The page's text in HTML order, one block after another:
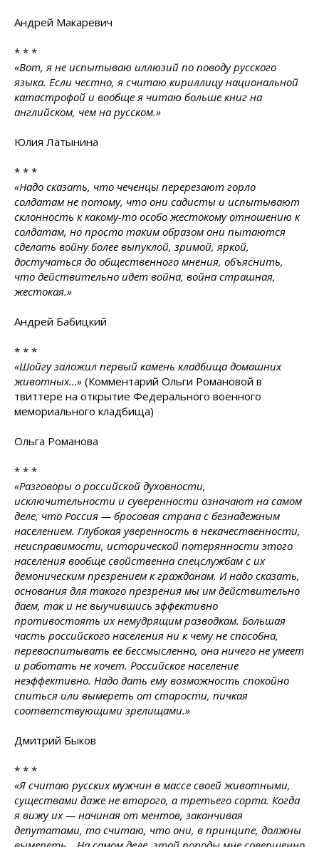
Андрей Макаревич
* * *
«Вот, я не испытываю иллюзий по поводу русского
языка. Если честно, я считаю кириллицу национальной
катастрофой и вообще я читаю больше книг на
английском, чем на русском.»
Юлия Латынина
* * *
«Надо сказать, что чеченцы перерезают горло
солдатам не потому, что они садисты и испытывают
склонность к какому-то особо жестокому отношению к
солдатам, но просто таким образом они пытаются
сделать войну более выпуклой, зримой, яркой,
достучаться до общественного мнения, объяснить,
что действительно идет война, война страшная,
жестокая.»
Андрей Бабицкий
* * *
«Шойгу заложил первый камень кладбища домашних
животных…» (Комментарий Ольги Романовой в
твиттере на открытие Федерального военного
мемориального кладбища)
Ольга Романова
* * *
«Разговоры о российской духовности,
исключительности и суверенности означают на самом
деле, что Россия — бросовая страна с безнадежным
населением. Глубокая уверенность в некачественности,
неисправимости, исторической потерянности этого
населения вообще свойственна спецслужбам с их
демоническим презрением к гражданам. И надо сказать,
основания для такого презрения мы им действительно
даем, так и не выучившись эффективно
противостоять их немудрящим разводкам. Большая
часть российского населения ни к чему не способна,
перевоспитывать ее бессмысленно, она ничего не умеет
и работать не хочет. Российское население
неэффективно. Надо дать ему возможность спокойно
спиться или вымереть от старости, пичкая
соответствующими зрелищами.»
Дмитрий Быков
* * *
«Я считаю русских мужчин в массе своей животными,
существами даже не второго, а третьего сорта. Когда
я вижу их — начиная от ментов, заканчивая
депутатами, то считаю, что они, в принципе, должны